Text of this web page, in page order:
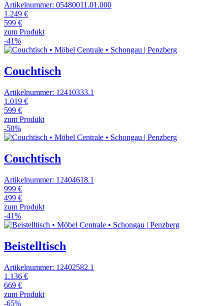
Artikelnummer: 05480011.01.000
1.249 €
599 €
zum Produkt
-41%
Couchtisch
Artikelnummer: 12410333.1
1.019 €
599 €
zum Produkt
-50%
Couchtisch
Artikelnummer: 12404618.1
999 €
499 €
zum Produkt
-41%
Beistelltisch
Artikelnummer: 12402582.1
1.136 €
669 €
zum Produkt
-65%